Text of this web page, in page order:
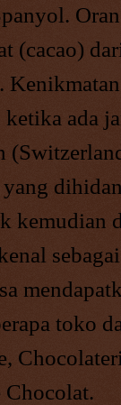
(cacao)
ada
(
kemudian
toko
Chocolat.